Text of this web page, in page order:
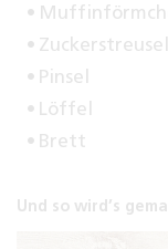
Zuckerstreusel
Pinsel
Löffel
Brett
Und so wird’s